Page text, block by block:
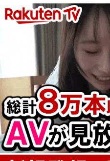
【動画】USJの禁止エリアに子ど
ても止まらない事態に
Powered by livedoor 相互RSS